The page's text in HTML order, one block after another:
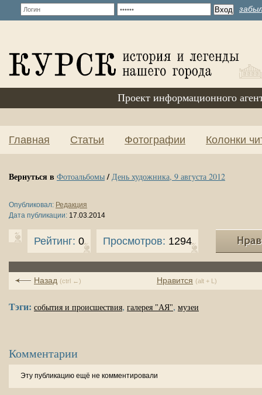
Проект информационного
Главная Статьи Фотографии Колонки
Вернуться в Фотоальбомы/ День художника, 9 августа 2012
Опубликовал: Редакция
Дата публикации: 17.03.2014
Рейтинг: 0 Просмотров: 1294
Нравится (alt + L)
Назад (ctrl ←)
Тэги: события и происшествия, галерея "АЯ", музеи
Комментарии
Эту публикацию ещё не комментировали